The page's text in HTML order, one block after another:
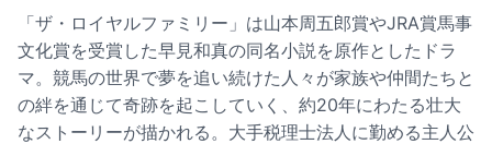
「ザ・ロイヤルファミリー」は山本周五郎賞やJRA賞馬事
文化賞を受賞した早見和真の同名小説を原作としたドラ
マ。競馬の世界で夢を追い続けた人々が家族や仲間たちと
の絆を通じて奇跡を起こしていく、約20年にわたる壮大
なストーリーが描かれる。大手税理士法人に勤める主人公